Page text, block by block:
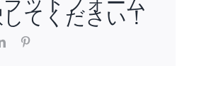
てください！
linkedin